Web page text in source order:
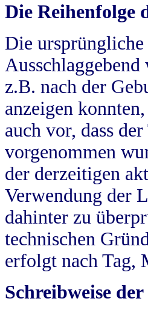
Die Reihenfolge
Die
z.B. nach der
anzeigen
auch vor, dass
vorgenommen
der derzeitigen
Verwendung der
dahinter zu
technischen
erfolgt nach Tag,
Schreibweise